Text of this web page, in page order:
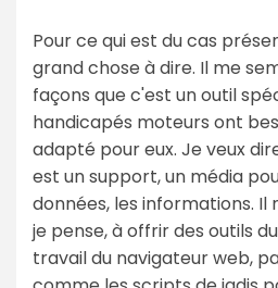
Pour ce qui est du cas
grand chose à dire. Il me
façons que c'est un outil
handicapés moteurs ont
adapté pour eux. Je veux
est un support, un média
données, les informations. Il
je pense, à offrir des outils
travail du navigateur web,